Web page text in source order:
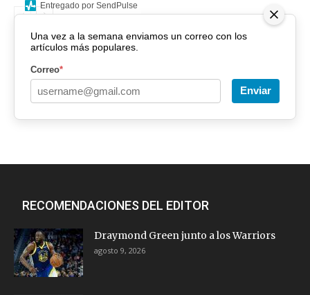
Una vez a la semana enviamos un correo con los
artículos más populares.
Correo*
Enviar
Entregado por SendPulse
RECOMENDACIONES DEL EDITOR
Draymond Green junto a los Warriors
agosto 9, 2026